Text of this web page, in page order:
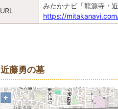
URL
みたかナビ「龍源寺・
https://
近藤勇の墓
+